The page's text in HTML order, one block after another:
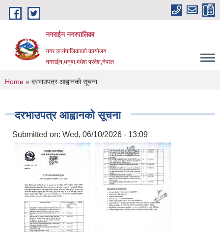
Skip to main content
नगराईन नगरपालिका
नगर कार्यपालिकाको कार्यालय
नगराईन,धनुषा,मधेश प्रदेश,नेपाल
You are here
Home » दरभाउपत्र आह्वानको सूचना
दरभाउपत्र आह्वानको सूचना
Submitted on: Wed, 06/10/2026 - 13:09